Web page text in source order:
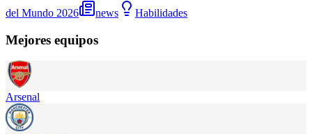
del Mundo 2026
news Habilidades
Mejores equipos
Arsenal